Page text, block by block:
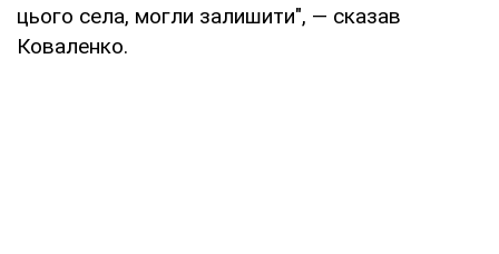
цього села, могли залишити", — сказав
Коваленко.